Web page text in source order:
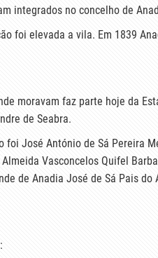
integrados no concelho de
foi elevada a vila. Em 1839
moravam faz parte hoje da
de Seabra.
José António de Sá Pereira
Vasconcelos Quifel
de Anadia José de Sá Pais